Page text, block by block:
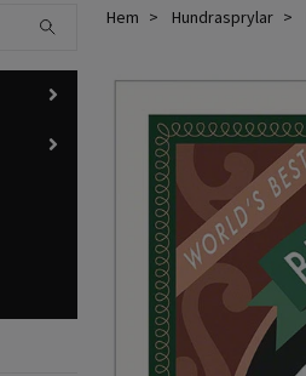
Hem Hundrasprylar